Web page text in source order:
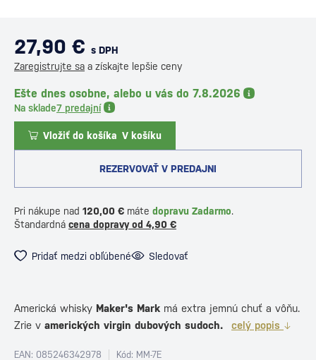
27,90 € s DPH
Zaregistrujte sa a získajte lepšie ceny
Ešte dnes osobne, alebo u vás do 7.8.2026
Na sklade7 predajní
Vložiť do košíka V košíku
REZERVOVAŤ V PREDAJNI
Pri nákupe nad 120,00 € máte dopravu Zadarmo.
Štandardná cena dopravy od 4,90 €
Pridať medzi obľúbené Sledovať
Americká whisky Maker's Mark má extra jemnú chuť a vôňu.
Zrie v amerických virgin dubových sudoch. celý popis
EAN: 085246342978 Kód: MM-7E